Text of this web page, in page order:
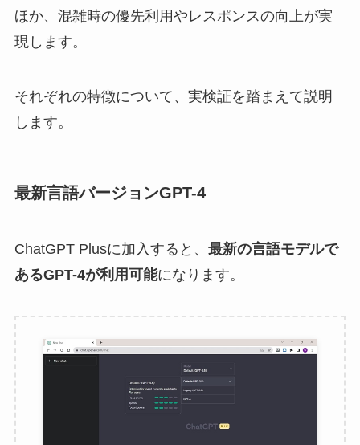
ほか、混雑時の優先利用やレスポンスの向上が実
現します。
それぞれの特徴について、実検証を踏まえて説明
します。
最新言語バージョンGPT-4
ChatGPT Plusに加入すると、 最新の言語モデルで
あるGPT-4が利用可能になります。